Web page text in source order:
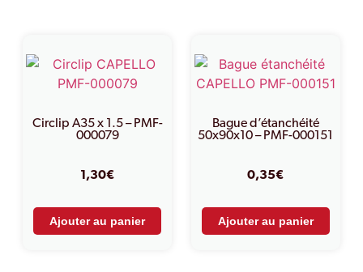
Circlip A35 x 1.5 – PMF-
000079
1,30€
Ajouter au panier
Bague d’étanchéité
50x90x10 – PMF-000151
0,35€
Ajouter au panier